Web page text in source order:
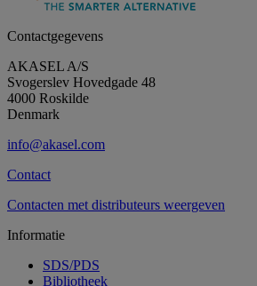
Contactgegevens
AKASEL A/S
Svogerslev Hovedgade 48
4000 Roskilde
Denmark
info@akasel.com
Contact
Contacten met distributeurs weergeven
Informatie
SDS/PDS
Bibliotheek